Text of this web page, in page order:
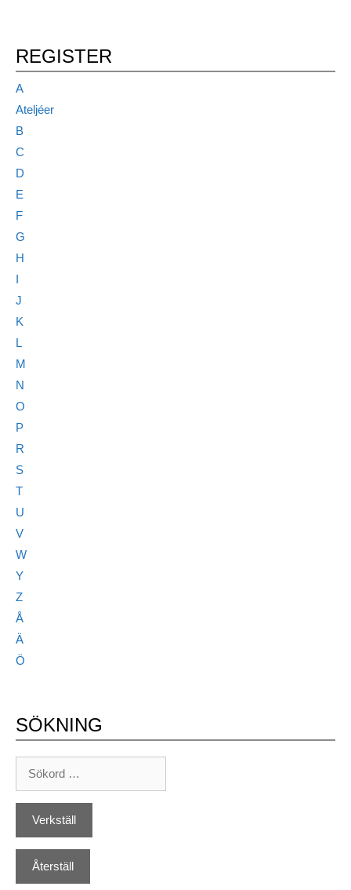
REGISTER
A
Ateljéer
B
C
D
E
F
G
H
I
J
K
L
M
N
O
P
R
S
T
U
V
W
Y
Z
Å
Ä
Ö
SÖKNING